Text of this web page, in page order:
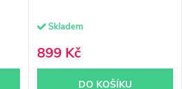
Skladem
899 Kč
DO KOŠÍKU